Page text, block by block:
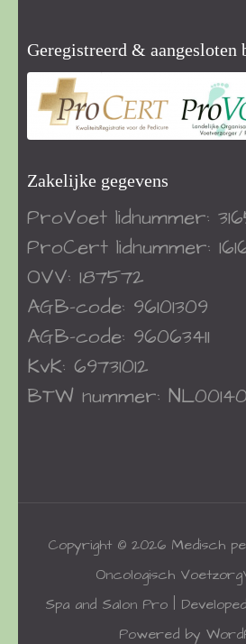
Geregistreerd & aangesloten
Zakelijke gegevens
ProVoet lidnummer:
ProCert lidnummer:
OVV: 187572
AGB-code: 96101309
AGB-code: 96063411
KvK: 69731012
BTW nummer:
Copyright © 2026 Medisch
Oncologisch
Spa and Salon Pro |
Powered by